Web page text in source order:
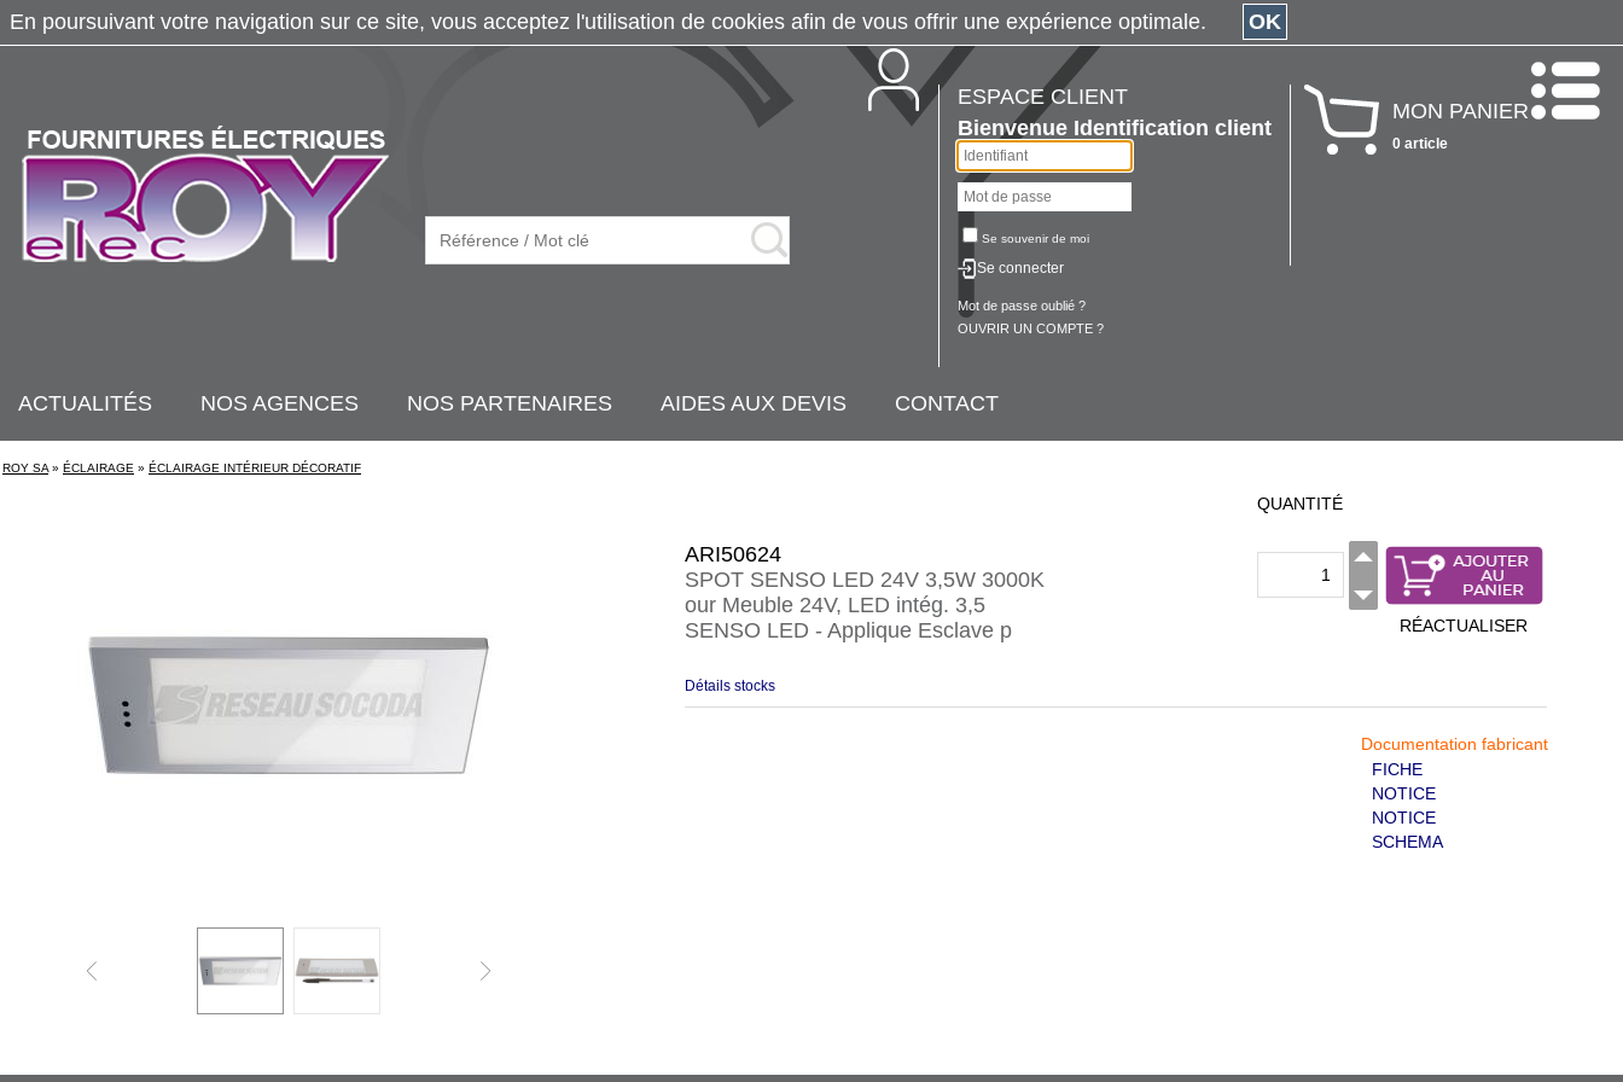
ESPACE CLIENT
Bienvenue Identification client
Se souvenir de moi
Se connecter
Mot de passe oublié ?
OUVRIR UN COMPTE ?
MON PANIER
0 article
ACTUALITÉS NOS AGENCES NOS PARTENAIRES AIDES AUX DEVIS CONTACT
ROY SA » ÉCLAIRAGE » ÉCLAIRAGE INTÉRIEUR DÉCORATIF
ARI50624
SPOT SENSO LED 24V 3,5W 3000K
our Meuble 24V, LED intég. 3,5
SENSO LED - Applique Esclave p
QUANTITÉ
RÉACTUALISER
Détails stocks
Documentation fabricant
FICHE
NOTICE
NOTICE
SCHEMA
En poursuivant votre navigation sur ce site, vous acceptez l'utilisation de cookies afin de vous offrir une expérience optimale. OK